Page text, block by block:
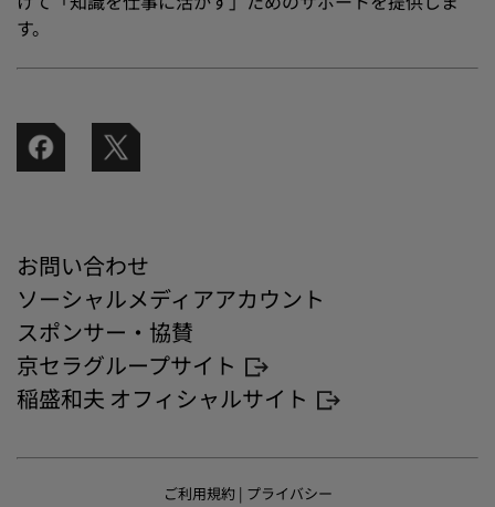
す。
お問い合わせ
ソーシャルメディアアカウント
スポンサー・協賛
京セラグループサイト
稲盛和夫 オフィシャルサイト
ご利用規約 | プライバシー